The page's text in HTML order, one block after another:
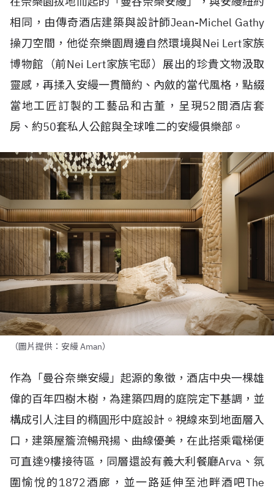
相同，由傳奇酒店建築與設計師Jean-Michel Gathy
操刀空間，他從奈樂園周邊自然環境與Nei Lert家族
博物館（前Nei Lert家族宅邸）展出的珍貴文物汲取
靈感，再揉入安縵一貫簡約、內斂的當代風格，點綴
當地工匠訂製的工藝品和古董，呈現52間酒店套
房、約50套私人公館與全球唯二的安縵俱樂部。
（圖片提供：安縵 Aman）
作為「曼谷奈樂安縵」起源的象徵，酒店中央一棵雄
偉的百年四樹木樹，為建築四周的庭院定下基調，並
構成引人注目的橢圓形中庭設計。視線來到地面層入
口，建築屋簷流暢飛揚、曲線優美，在此搭乘電梯便
可直達9樓接待區，同層還設有義大利餐廳Arva 、氛
圍愉悅的1872酒廊，並一路延伸至池畔酒吧The